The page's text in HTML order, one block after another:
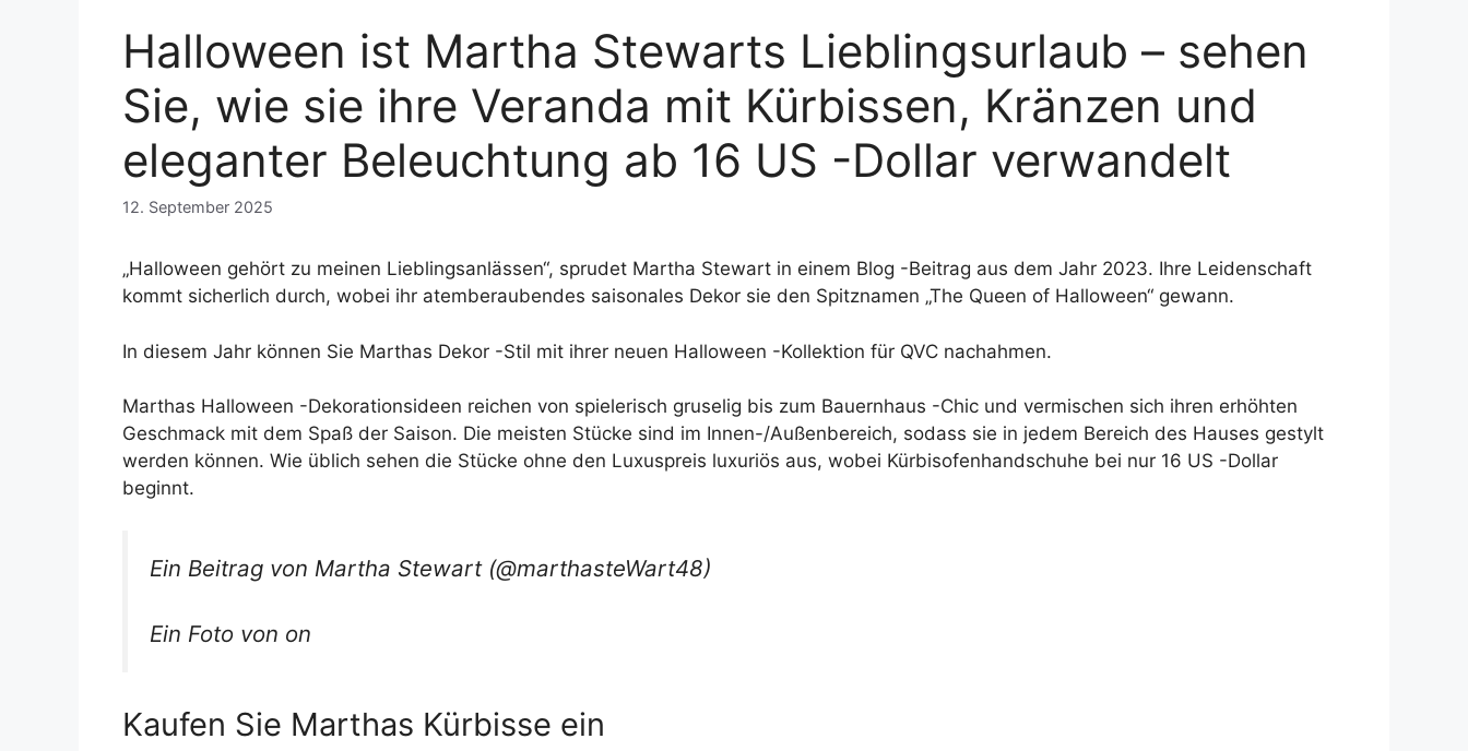
Halloween ist Martha Stewarts Lieblingsurlaub – sehen
Sie, wie sie ihre Veranda mit Kürbissen, Kränzen und
eleganter Beleuchtung ab 16 US -Dollar verwandelt
12. September 2025
„Halloween gehört zu meinen Lieblingsanlässen“, sprudet Martha Stewart in einem Blog -Beitrag aus dem Jahr 2023. Ihre Leidenschaft
kommt sicherlich durch, wobei ihr atemberaubendes saisonales Dekor sie den Spitznamen „The Queen of Halloween“ gewann.
In diesem Jahr können Sie Marthas Dekor -Stil mit ihrer neuen Halloween -Kollektion für QVC nachahmen.
Marthas Halloween -Dekorationsideen reichen von spielerisch gruselig bis zum Bauernhaus -Chic und vermischen sich ihren erhöhten
Geschmack mit dem Spaß der Saison. Die meisten Stücke sind im Innen-/Außenbereich, sodass sie in jedem Bereich des Hauses gestylt
werden können. Wie üblich sehen die Stücke ohne den Luxuspreis luxuriös aus, wobei Kürbisofenhandschuhe bei nur 16 US -Dollar
beginnt.
Ein Beitrag von Martha Stewart (@marthasteWart48)
Ein Foto von on
Kaufen Sie Marthas Kürbisse ein